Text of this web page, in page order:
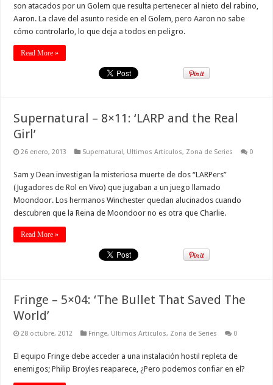
son atacados por un Golem que resulta pertenecer al nieto del rabino,
Aaron. La clave del asunto reside en el Golem, pero Aaron no sabe
cómo controlarlo, lo que deja a todos en peligro.
Read More »
Supernatural – 8×11: ‘LARP and the Real
Girl’
26 enero, 2013 Supernatural, Ultimos Articulos, Zona de Series 0
Sam y Dean investigan la misteriosa muerte de dos “LARPers”
(Jugadores de Rol en Vivo) que jugaban a un juego llamado
Moondoor. Los hermanos Winchester quedan alucinados cuando
descubren que la Reina de Moondoor no es otra que Charlie.
Read More »
Fringe – 5×04: ‘The Bullet That Saved The
World’
28 octubre, 2012 Fringe, Ultimos Articulos, Zona de Series 0
El equipo Fringe debe acceder a una instalación hostil repleta de
enemigos; Philip Broyles reaparece, ¿Pero podemos confiar en el?